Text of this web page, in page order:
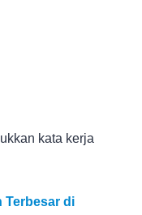
kata kerja
Terbesar di